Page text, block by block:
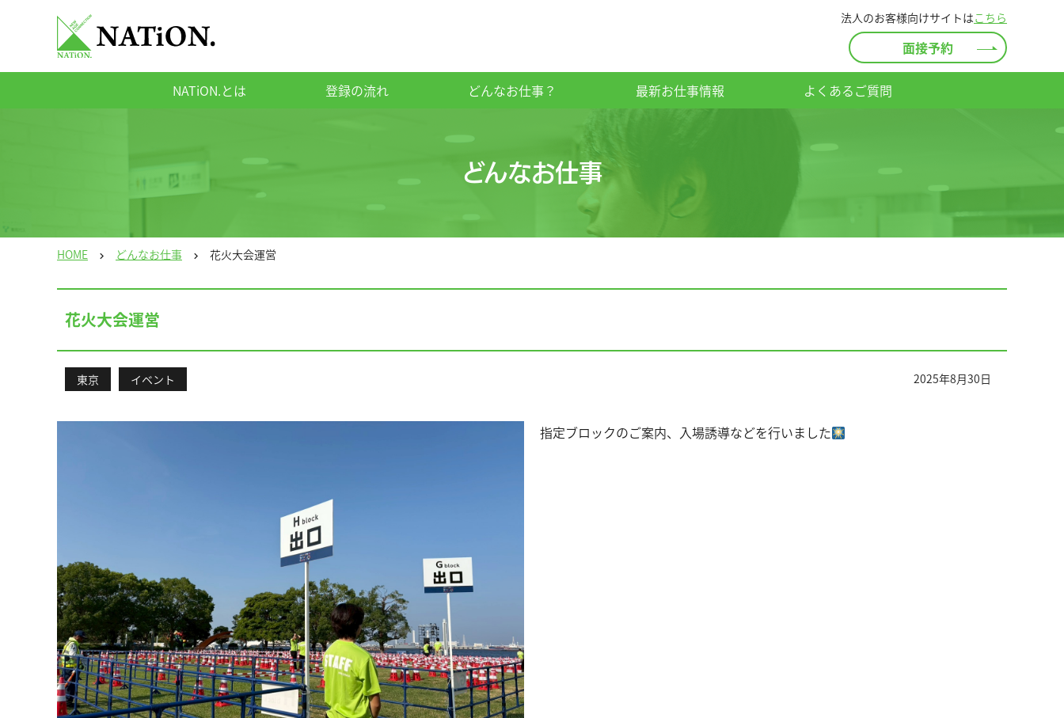
法人のお客様向けサイトはこちら
面接予約
NATiON.とは 登録の流れ どんなお仕事？ 最新お仕事情報 よくあるご質問
どんなお仕事
HOME chevron_right どんなお仕事 chevron_right 花火大会運営
花火大会運営
2025年8月30日
東京 イベント
指定ブロックのご案内、入場誘導などを行いました